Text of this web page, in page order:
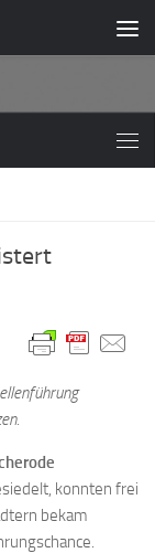
konnten frei
bekam